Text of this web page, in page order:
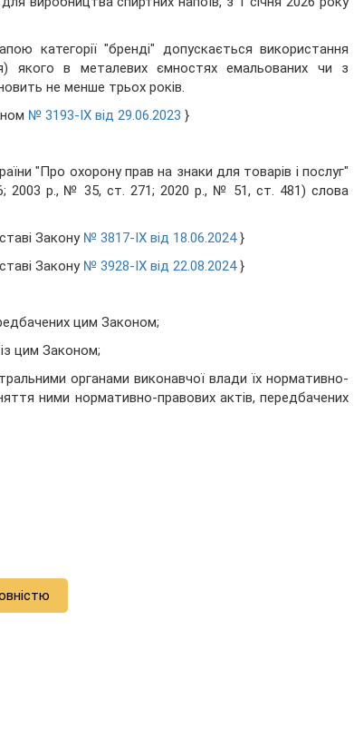
категорії "бренді" допускається використання
якого в металевих ємностях емальованих чи з
не менше трьох років.
№ 3193-IX від 29.06.2023 }
"Про охорону прав на знаки для товарів і послуг"
2003 р., № 35, ст. 271; 2020 р., № 51, ст. 481) слова
Закону № 3817-IX від 18.06.2024}
Закону № 3928-IX від 22.08.2024}
цим Законом;
цим Законом;
органами виконавчої влади їх нормативно-
ними нормативно-правових актів, передбачених